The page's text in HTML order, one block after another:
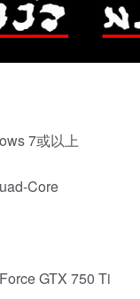
7或以上
Core
GTX 750 Ti